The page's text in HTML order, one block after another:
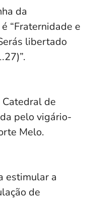
da
“Fraternidade e
libertado
de
pelo vigário-
Melo.
estimular a
de